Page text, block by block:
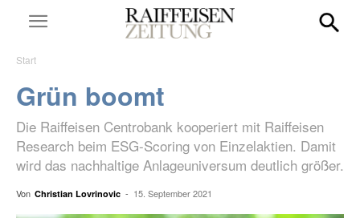
Start
Grün boomt
Die Raiffeisen Centrobank kooperiert mit Raiffeisen
Research beim ESG-Scoring von Einzelaktien. Damit
wird das nachhaltige Anlageuniversum deutlich größer.
Von Christian Lovrinovic - 15. September 2021